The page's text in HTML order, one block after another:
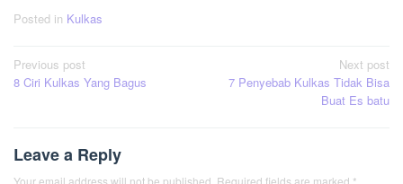
Posted in Kulkas
Post
navigation
Previous post
8 Ciri Kulkas Yang Bagus
Next post
7 Penyebab Kulkas Tidak Bisa
Buat Es batu
Leave a Reply
Your email address will not be published. Required fields are marked *